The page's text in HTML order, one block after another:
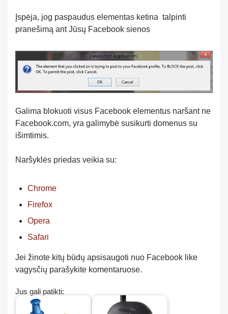
Įspėja, jog paspaudus elementas ketina talpinti
pranešimą ant Jūsų Facebook sienos
Galima blokuoti visus Facebook elementus naršant ne
Facebook.com, yra galimybė susikurti domenus su
išimtimis.
Naršyklės priedas veikia su:
Chrome
Firefox
Opera
Safari
Jei žinote kitų būdų apsisaugoti nuo Facebook like
vagysčių parašykite komentaruose.
Jus gali patikti: